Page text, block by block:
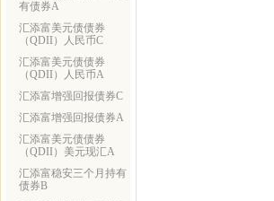
有债券A
汇添富美元债债券
（QDII）人民币C
汇添富美元债债券
（QDII）人民币A
汇添富增强回报债券C
汇添富增强回报债券A
汇添富美元债债券
（QDII）美元现汇A
汇添富稳安三个月持有
债券B